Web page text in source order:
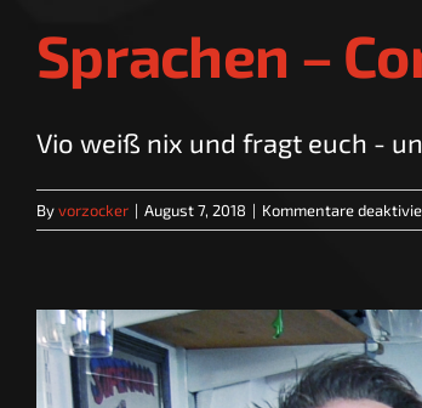
Sprachen –
Vio weiß nix und fragt euch -
Byvorzocker | August 7, 2018 | Kommentare